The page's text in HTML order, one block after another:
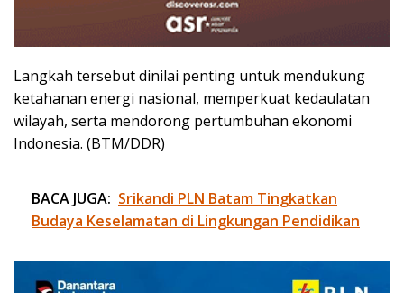
Langkah tersebut dinilai penting untuk mendukung
ketahanan energi nasional, memperkuat kedaulatan
wilayah, serta mendorong pertumbuhan ekonomi
Indonesia. (BTM/DDR)
BACA JUGA: Srikandi PLN Batam Tingkatkan
Budaya Keselamatan di Lingkungan Pendidikan